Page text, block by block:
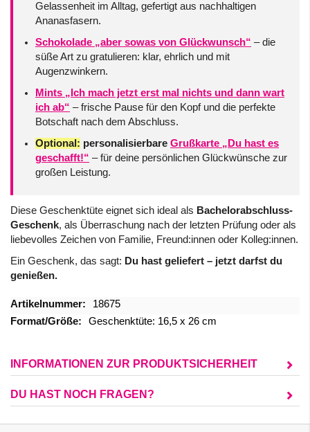
Gelassenheit im Alltag, gefertigt aus nachhaltigen
Ananasfasern.
Schokolade „aber sowas von Glückwunsch“ – die
süße Art zu gratulieren: klar, ehrlich und mit
Augenzwinkern.
Mints „Ich mach jetzt erst mal nichts und dann wart
ich ab“ – frische Pause für den Kopf und die perfekte
Botschaft nach dem Abschluss.
Optional: personalisierbare Grußkarte „Du hast es
geschafft!“ – für deine persönlichen Glückwünsche zur
großen Leistung.
Diese Geschenktüte eignet sich ideal als Bachelorabschluss-
Geschenk, als Überraschung nach der letzten Prüfung oder als
liebevolles Zeichen von Familie, Freund:innen oder Kolleg:innen.
Ein Geschenk, das sagt: Du hast geliefert – jetzt darfst du
genießen.
Mehr
Informationen
18675
Geschenktüte: 16,5 x 26 cm
INFORMATIONEN ZUR PRODUKTSICHERHEIT
DU HAST NOCH FRAGEN?